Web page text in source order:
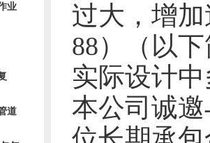
业
道
过大，增
88）（以
实际设计
本公司诚